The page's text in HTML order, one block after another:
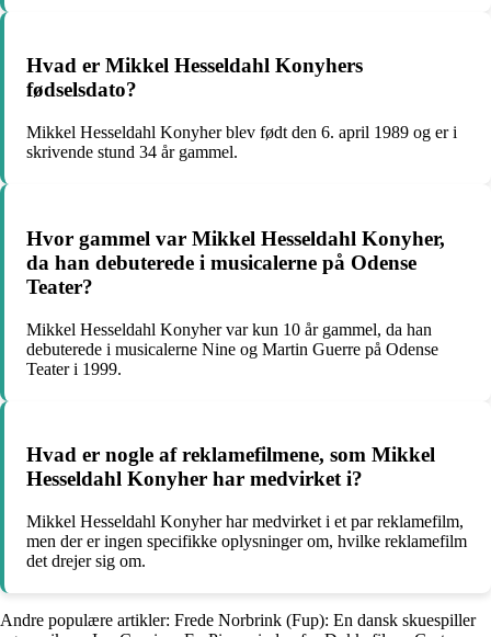
Hvad er Mikkel Hesseldahl Konyhers
fødselsdato?
Mikkel Hesseldahl Konyher blev født den 6. april 1989 og er i
skrivende stund 34 år gammel.
Hvor gammel var Mikkel Hesseldahl Konyher,
da han debuterede i musicalerne på Odense
Teater?
Mikkel Hesseldahl Konyher var kun 10 år gammel, da han
debuterede i musicalerne Nine og Martin Guerre på Odense
Teater i 1999.
Hvad er nogle af reklamefilmene, som Mikkel
Hesseldahl Konyher har medvirket i?
Mikkel Hesseldahl Konyher har medvirket i et par reklamefilm,
men der er ingen specifikke oplysninger om, hvilke reklamefilm
det drejer sig om.
Andre populære artikler: Frede Norbrink (Fup): En dansk skuespiller